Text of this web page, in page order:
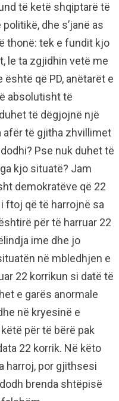
të ketë shqiptarë të
dhe s’janë as
thonë: tek e fundit kjo
le ta zgjidhin vetë me
që PD, anëtarët e
absolutisht të
të dëgjojnë një
afër të gjitha zhvillimet
Pse nuk duhet të
kjo situatë? Jam
demokratëve që 22
ftoj që të harrojnë sa
për të harruar 22
ime dhe jo
në mbledhjen e
22 korrikun si datë të
e garës anormale
në kryesinë e
për të bërë pak
22 korrik. Në këto
harroj, por gjithsesi
brenda shtëpisë